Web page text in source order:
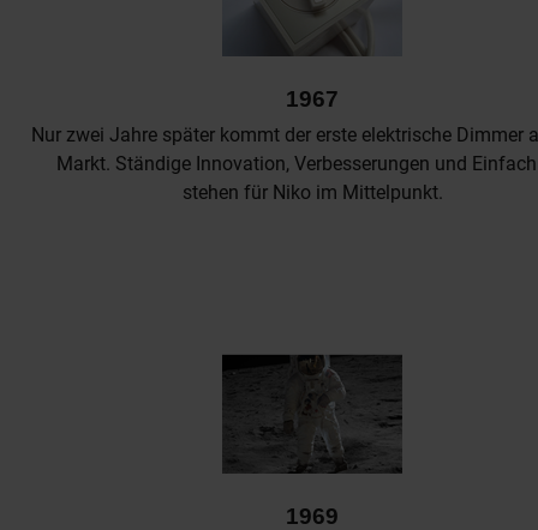
1967
Nur zwei Jahre später kommt der erste elektrische Dimmer
Markt. Ständige Innovation, Verbesserungen und
stehen für Niko im Mittelpunkt.
1969